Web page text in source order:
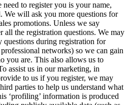
to register you is your name,
We will ask you more questions for
promotions. Unless we say
all the registration questions. We may
questions during registration for
networks) so we can gain
you are. This also allows us to
assist us in our marketing, in
to us if you register, we may
parties to help us understand what
‘profiling’ information is produced